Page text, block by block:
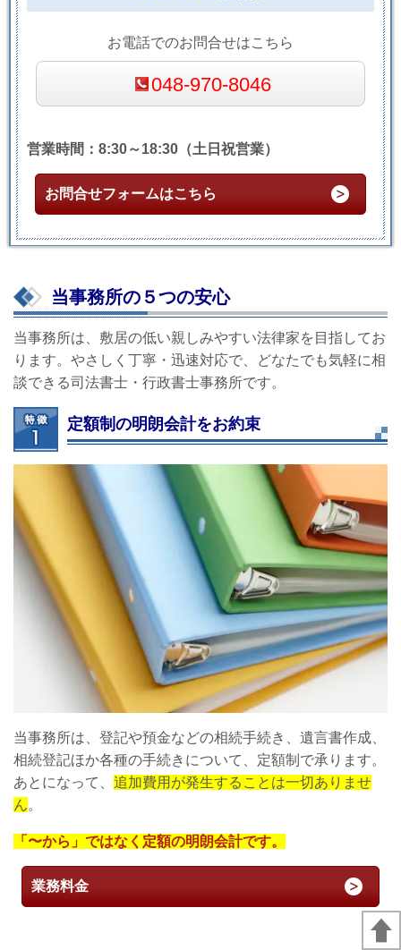
お電話でのお問合せはこちら
048-970-8046
営業時間：8:30～18:30（土日祝営業）
お問合せフォームはこちら
当事務所の５つの安心
当事務所は、敷居の低い親しみやすい法律家を目指してお
ります。やさしく丁寧・迅速対応で、どなたでも気軽に相
談できる司法書士・行政書士事務所です。
定額制の明朗会計をお約束
当事務所は、登記や預金などの相続手続き、遺言書作成、
相続登記ほか各種の手続きについて、定額制で承ります。
あとになって、 追加費用が発生することは一切ありませ
ん。
「〜から」ではなく定額の明朗会計です。
業務料金